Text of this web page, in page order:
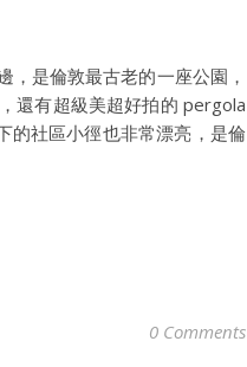
是倫敦最古老的一座公園，
還有超級美超好拍的 pergola
的社區小徑也非常漂亮，是倫
0 Comments